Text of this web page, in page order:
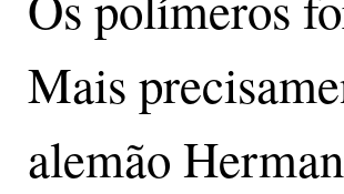
Mais
alemão